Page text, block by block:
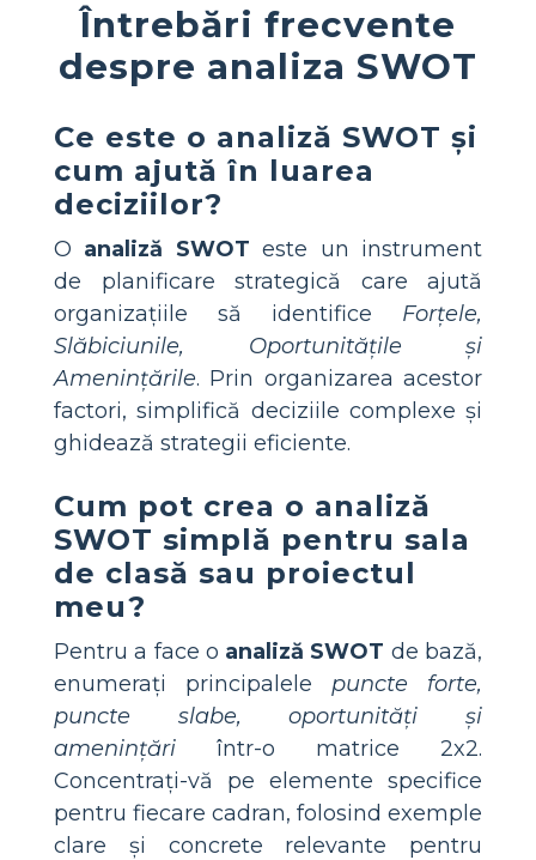
Întrebări frecvente
despre analiza SWOT
Ce este o analiză SWOT și
cum ajută în luarea
deciziilor?
O analiză SWOT este un instrument
de planificare strategică care ajută
organizațiile să identifice Forțele,
Slăbiciunile, Oportunitățile și
Amenințările. Prin organizarea acestor
factori, simplifică deciziile complexe și
ghidează strategii eficiente.
Cum pot crea o analiză
SWOT simplă pentru sala
de clasă sau proiectul
meu?
Pentru a face o analiză SWOT de bază,
enumerați principalele puncte forte,
puncte slabe, oportunități și
amenințări într-o matrice 2x2.
Concentrați-vă pe elemente specifice
pentru fiecare cadran, folosind exemple
clare și concrete relevante pentru